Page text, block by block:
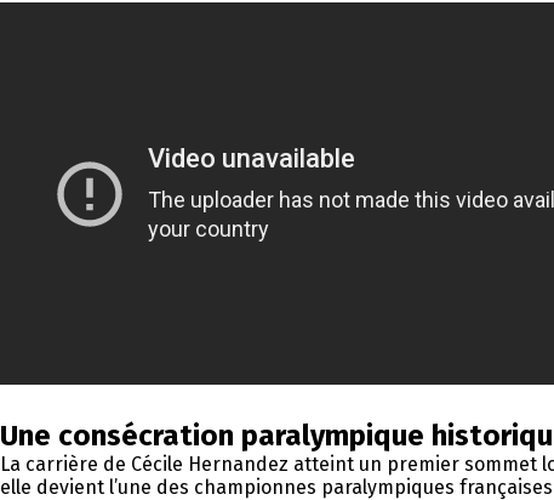
Une consécration paralympique
La carrière de Cécile Hernandez atteint un premier sommet
elle devient l’une des championnes paralympiques